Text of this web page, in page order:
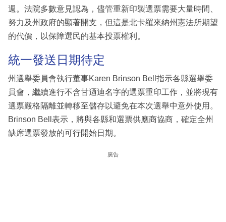
週。法院多數意見認為，儘管重新印製選票需要大量時間、
努力及州政府的顯著開支，但這是北卡羅來納州憲法所期望
的代價，以保障選民的基本投票權利。
統一發送日期待定
州選舉委員會執行董事Karen Brinson Bell指示各縣選舉委
員會，繼續進行不含甘迺迪名字的選票重印工作，並將現有
選票嚴格隔離並轉移至儲存以避免在本次選舉中意外使用。
Brinson Bell表示，將與各縣和選票供應商協商，確定全州
缺席選票發放的可行開始日期。
廣告